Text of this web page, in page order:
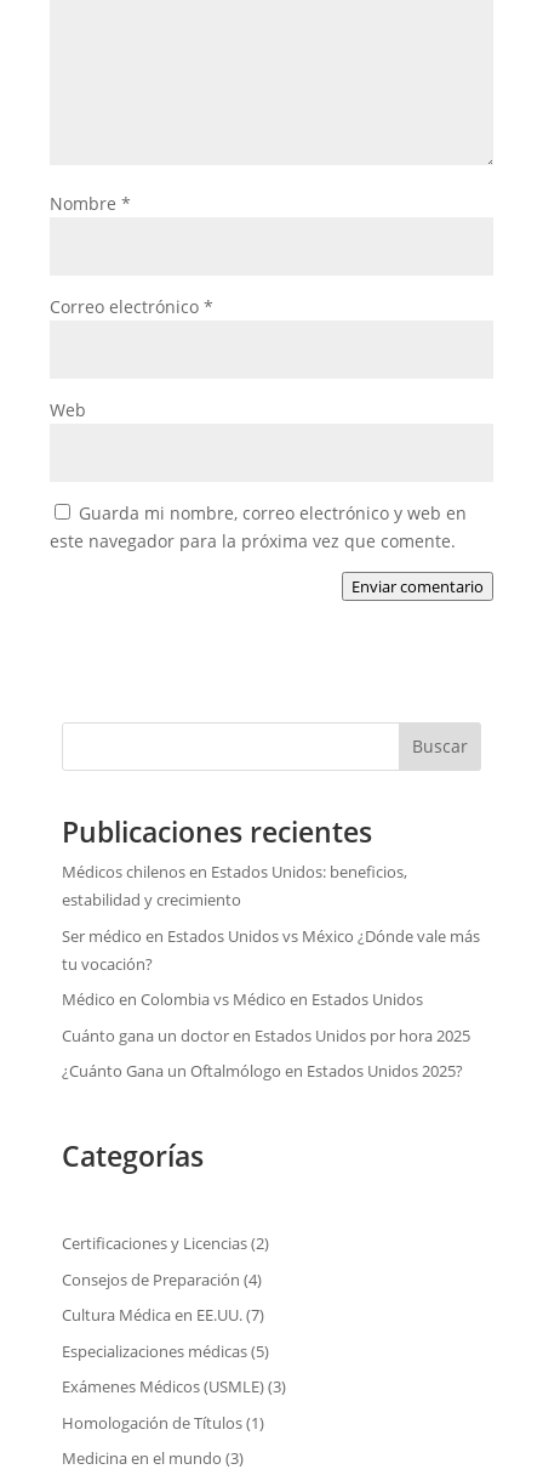
Nombre*
Correo electrónico*
Web
Guarda mi nombre, correo electrónico y web en
este navegador para la próxima vez que comente.
Enviar comentario
Buscar
Publicaciones recientes
Médicos chilenos en Estados Unidos: beneficios,
estabilidad y crecimiento
Ser médico en Estados Unidos vs México ¿Dónde vale más
tu vocación?
Médico en Colombia vs Médico en Estados Unidos
Cuánto gana un doctor en Estados Unidos por hora 2025
¿Cuánto Gana un Oftalmólogo en Estados Unidos 2025?
Categorías
Certificaciones y Licencias(2)
Consejos de Preparación (4)
Cultura Médica en EE.UU.(7)
Especializaciones médicas(5)
Exámenes Médicos (USMLE)(3)
Homologación de Títulos(1)
Medicina en el mundo (3)